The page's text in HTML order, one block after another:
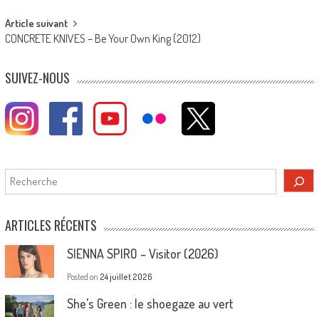
Article suivant
CONCRETE KNIVES – Be Your Own King (2012)
SUIVEZ-NOUS
Rechercher
ARTICLES RÉCENTS
SIENNA SPIRO – Visitor (2026)
Posted on 24 juillet 2026
She’s Green : le shoegaze au vert